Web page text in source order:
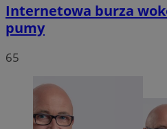
Internetowa burza
pumy
65